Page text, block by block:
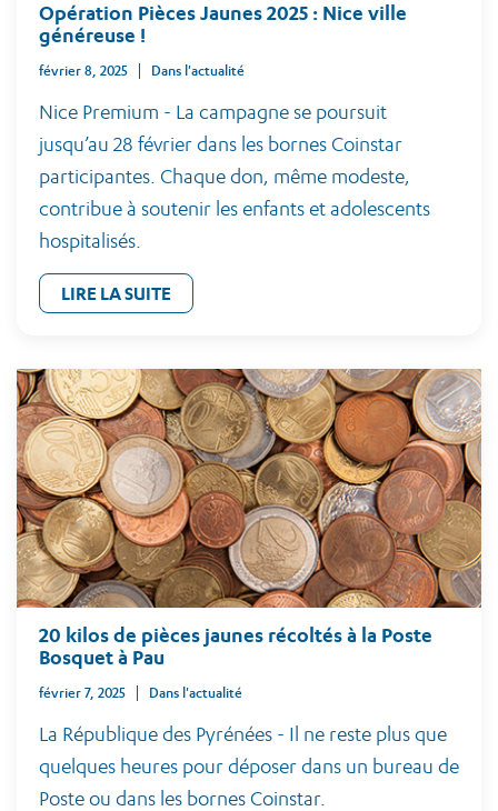
Opération Pièces Jaunes 2025 : Nice ville
généreuse !
février 8, 2025 Dans l'actualité
Nice Premium - La campagne se poursuit
jusqu’au 28 février dans les bornes Coinstar
participantes. Chaque don, même modeste,
contribue à soutenir les enfants et adolescents
hospitalisés.
LIRE LA SUITE
20 kilos de pièces jaunes récoltés à la Poste
Bosquet à Pau
février 7, 2025 Dans l'actualité
La République des Pyrénées - Il ne reste plus que
quelques heures pour déposer dans un bureau de
Poste ou dans les bornes Coinstar.